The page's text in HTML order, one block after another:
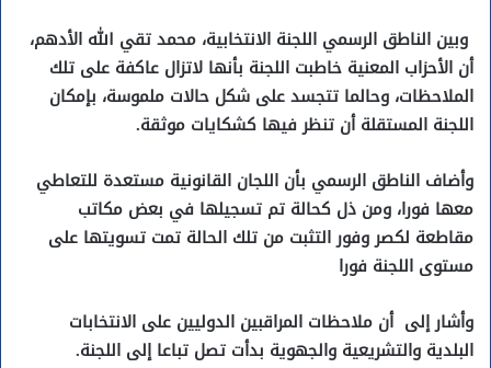
وبين الناطق الرسمي اللجنة الانتخابية، محمد تقي الله الأدهم،
أن الأحزاب المعنية خاطبت اللجنة بأنها لاتزال عاكفة على تلك
الملاحظات، وحالما تتجسد على شكل حالات ملموسة، بإمكان
اللجنة المستقلة أن تنظر فيها كشكايات موثقة.
وأضاف الناطق الرسمي بأن اللجان القانونية مستعدة للتعاطي
معها فورا، ومن ذل كحالة تم تسجيلها في بعض مكاتب
مقاطعة لكصر وفور التثبت من تلك الحالة تمت تسويتها على
مستوى اللجنة فورا
وأشار إلى أن ملاحظات المراقبين الدوليين على الانتخابات
البلدية والتشريعية والجهوية بدأت تصل تباعا إلى اللجنة.